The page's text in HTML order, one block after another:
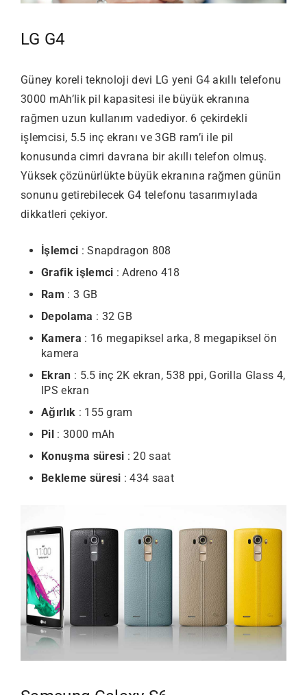
LG G4
Güney koreli teknoloji devi LG yeni G4 akıllı telefonu
3000 mAh’lik pil kapasitesi ile büyük ekranına
rağmen uzun kullanım vadediyor. 6 çekirdekli
işlemcisi, 5.5 inç ekranı ve 3GB ram’i ile pil
konusunda cimri davrana bir akıllı telefon olmuş.
Yüksek çözünürlükte büyük ekranına rağmen günün
sonunu getirebilecek G4 telefonu tasarımıylada
dikkatleri çekiyor.
İşlemci : Snapdragon 808
Grafik işlemci : Adreno 418
Ram : 3 GB
Depolama : 32 GB
Kamera : 16 megapiksel arka, 8 megapiksel ön
kamera
Ekran : 5.5 inç 2K ekran, 538 ppi, Gorilla Glass 4,
IPS ekran
Ağırlık : 155 gram
Pil: 3000 mAh
Konuşma süresi : 20 saat
Bekleme süresi : 434 saat